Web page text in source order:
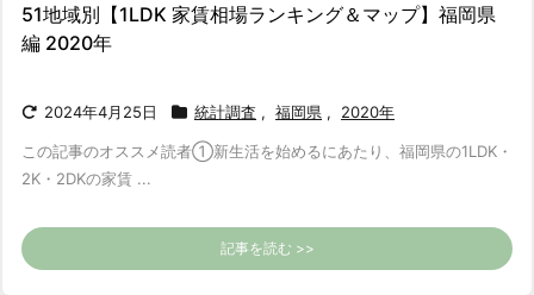
51地域別【1LDK 家賃相場ランキング＆マップ】福岡県
編 2020年
2024年4月25日 統計調査 , 福岡県 , 2020年
この記事のオススメ読者①新生活を始めるにあたり、福岡県の1LDK・
2K・2DKの家賃 ...
記事を読む >>